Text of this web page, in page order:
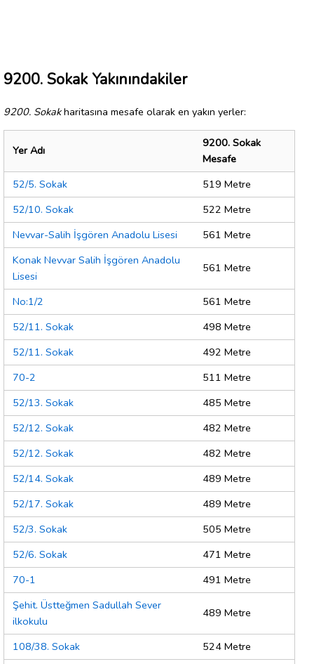
9200. Sokak Yakınındakiler
9200. Sokakharitasına mesafe olarak en yakın yerler:
Yer Adı
9200. Sokak
Mesafe
52/5. Sokak
519 Metre
52/10. Sokak
522 Metre
Nevvar-Salih İşgören Anadolu Lisesi
561 Metre
Konak Nevvar Salih İşgören Anadolu
Lisesi
561 Metre
No:1/2
561 Metre
52/11. Sokak
498 Metre
52/11. Sokak
492 Metre
70-2
511 Metre
52/13. Sokak
485 Metre
52/12. Sokak
482 Metre
52/12. Sokak
482 Metre
52/14. Sokak
489 Metre
52/17. Sokak
489 Metre
52/3. Sokak
505 Metre
52/6. Sokak
471 Metre
70-1
491 Metre
Şehit. Üstteğmen Sadullah Sever
ilkokulu
489 Metre
108/38. Sokak
524 Metre